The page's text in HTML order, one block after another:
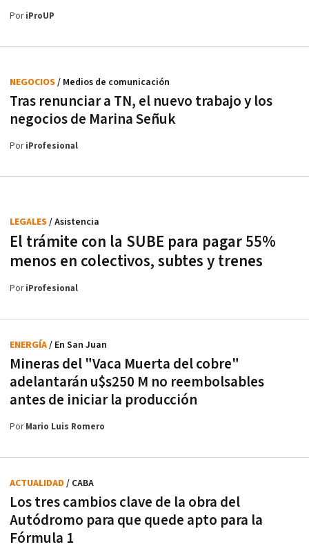
PoriProUP
Tras renunciar a TN, el nuevo trabajo y los
negocios de Marina Señuk
NEGOCIOS / Medios de comunicación
PoriProfesional
El trámite con la SUBE para pagar 55%
menos en colectivos, subtes y trenes
LEGALES / Asistencia
PoriProfesional
Mineras del "Vaca Muerta del cobre"
adelantarán u$s250 M no reembolsables
antes de iniciar la producción
ENERGÍA/ En San Juan
PorMario Luis Romero
Los tres cambios clave de la obra del
Autódromo para que quede apto para la
Fórmula 1
ACTUALIDAD / CABA